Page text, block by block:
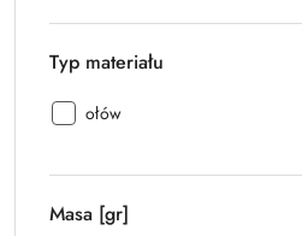
Typ materiału
Typ
ołów
Masa [gr]